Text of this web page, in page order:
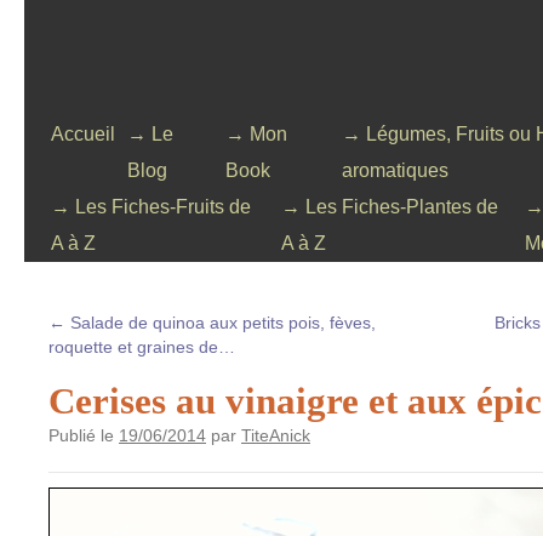
Accueil
→ Le
Blog
→ Mon
Book
→ Légumes, Fruits ou
aromatiques
→ Les Fiches-Fruits de
A à Z
→ Les Fiches-Plantes de
A à Z
→
← Salade de quinoa aux petits pois, fèves,
roquette et graines de…
Cerises au vinaigre et aux
Publié le 19/06/2014 par TiteAnick